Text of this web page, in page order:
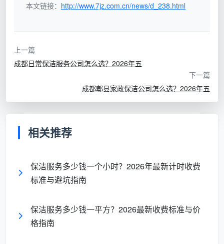
《中国室内（车内）环境净化治理服务施工等级评定证
这意味着，当你搜索“
一反应不应是看报价单，而应该问对方：“请出示您的甲
级施工资质证书。”——能拿出来的，才有可能进入下一
除甲醛行业最大的“智商税”来自技术路线。行业内
核心在于“催化分解”——将甲醛分子直接分解为无害的
二氧化碳和水，而非暂时吸附或遮盖。
2026年成都市场上的主流治理技术包括：光触媒分
解技术——通过光催化反应将甲醛分解为CO₂和H₂O；
本文链接： http://www.7jz.com.cn/news/d_238.html
上一篇
成都日常保洁服务公司怎么选？2026年五
下一篇
成都郫县家政保洁公司怎么选？2026年五
相关推荐
保洁服务多少钱一个小时？2026年最新计时收费
标准与避坑指南
保洁服务多少钱一平方？2026最新收费标准与价
格指南